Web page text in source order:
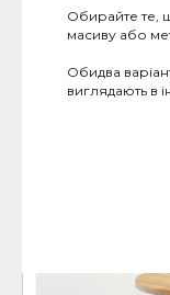
Обирайте те,
масиву або
Обидва
виглядають в